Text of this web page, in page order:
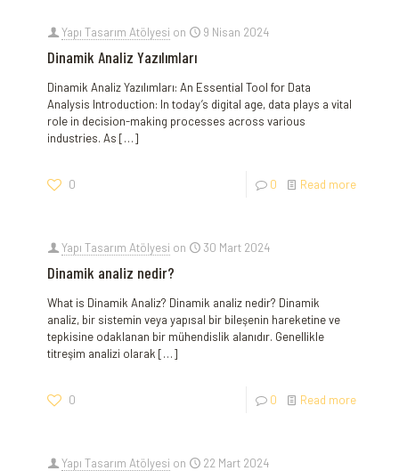
Yapı Tasarım Atölyesi on 9 Nisan 2024
Dinamik Analiz Yazılımları
Dinamik Analiz Yazılımları: An Essential Tool for Data
Analysis Introduction: In today’s digital age, data plays a vital
role in decision-making processes across various
industries. As […]
0 0 Read more
Yapı Tasarım Atölyesi on 30 Mart 2024
Dinamik analiz nedir?
What is Dinamik Analiz? Dinamik analiz nedir? Dinamik
analiz, bir sistemin veya yapısal bir bileşenin hareketine ve
tepkisine odaklanan bir mühendislik alanıdır. Genellikle
titreşim analizi olarak […]
0 0 Read more
Yapı Tasarım Atölyesi on 22 Mart 2024